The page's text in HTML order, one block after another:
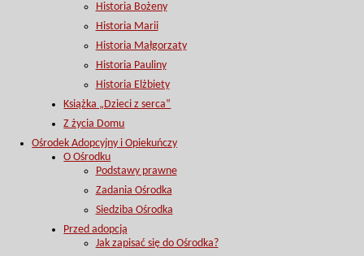
Historia Bożeny
Historia Marii
Historia Małgorzaty
Historia Pauliny
Historia Elżbiety
Książka „Dzieci z serca”
Z życia Domu
Ośrodek Adopcyjny i Opiekuńczy
O Ośrodku
Podstawy prawne
Zadania Ośrodka
Siedziba Ośrodka
Przed adopcją
Jak zapisać się do Ośrodka?